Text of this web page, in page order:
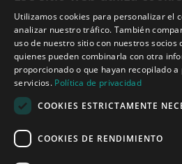
Inicio
Aplicaciones
Productos
Noticias
Quiénes somos
Utilizamos cookies para personalizar el
analizar nuestro tráfico. También
uso de nuestro sitio con nuestros socios
quienes pueden combinarla con otra
proporcionado o que hayan recopilado
servicios. Política de privacidad
COOKIES ESTRICTAMENTE
COOKIES DE RENDIMIENTO